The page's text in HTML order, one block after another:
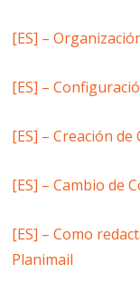
[ES] –
[ES] –
[ES] – Creación
[ES] – Cambio de
[ES] – Como
Planimail